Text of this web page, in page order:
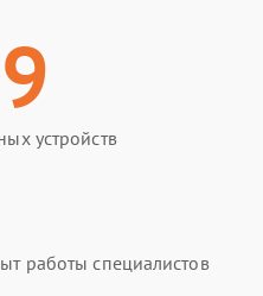
устройств
работы специалистов